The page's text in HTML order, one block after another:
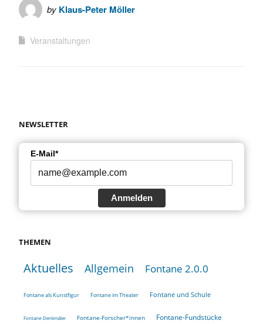
by Klaus-Peter Möller
Veranstaltungen
NEWSLETTER
E-Mail*
Anmelden
THEMEN
Aktuelles Allgemein Fontane 2.0.0
Fontane als Kunstfigur Fontane im Theater Fontane und Schule
Fontane-Denkmäler Fontane-Forscher*innen Fontane-Fundstücke